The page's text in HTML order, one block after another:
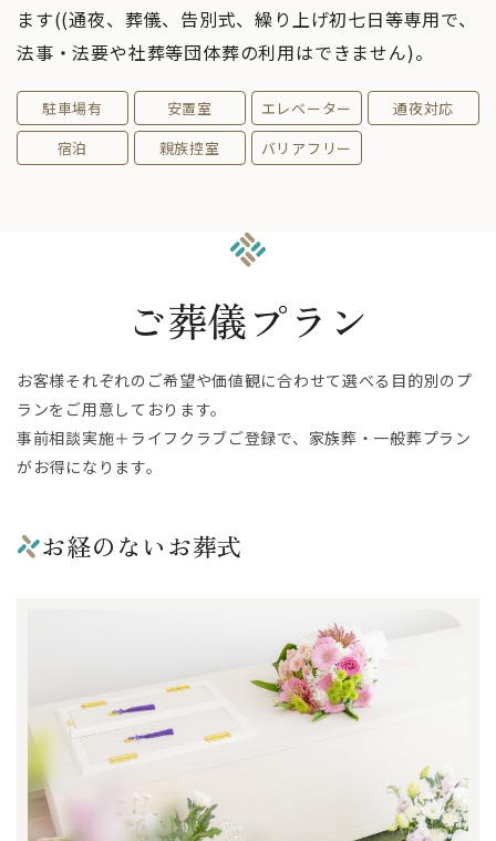
ます((通夜、葬儀、告別式、繰り上げ初七日等専用で、
法事・法要や社葬等団体葬の利用はできません)。
駐車場有 安置室 エレベーター
通夜対応
宿泊
親族控室 バリアフリー
ご葬儀プラン
お客様それぞれのご希望や価値観に合わせて選べる目的別のプ
ランをご用意しております。
事前相談実施＋ライフクラブご登録で、家族葬・一般葬プラン
がお得になります。
お経のないお葬式